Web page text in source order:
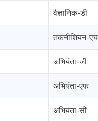
वैज्ञानिक-डी
तकनीशियन-एच
अभियंता-जी
अभियंता-एफ
अभियंता-सी